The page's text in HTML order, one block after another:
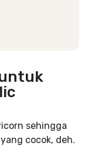
sehingga
cocok, deh.